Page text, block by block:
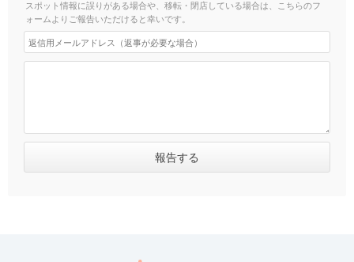
スポット情報に誤りがある場合や、移転・閉店している場合は、こちらのフ
ォームよりご報告いただけると幸いです。